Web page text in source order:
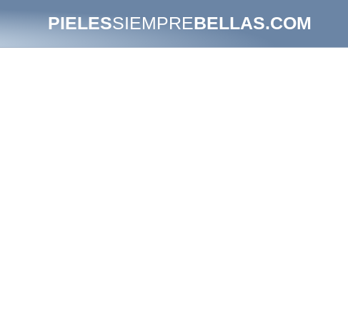
PIELESSIEMPREBELLAS.COM